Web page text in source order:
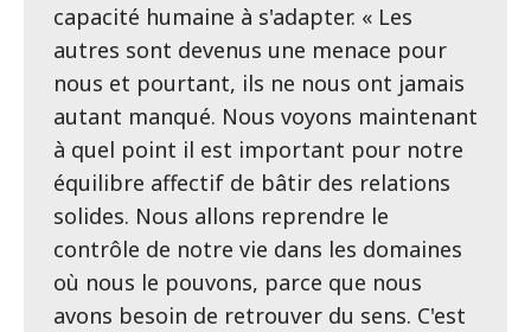
capacité humaine à s'adapter. « Les
autres sont devenus une menace pour
nous et pourtant, ils ne nous ont jamais
autant manqué. Nous voyons maintenant
à quel point il est important pour notre
équilibre affectif de bâtir des relations
solides. Nous allons reprendre le
contrôle de notre vie dans les domaines
où nous le pouvons, parce que nous
avons besoin de retrouver du sens. C'est